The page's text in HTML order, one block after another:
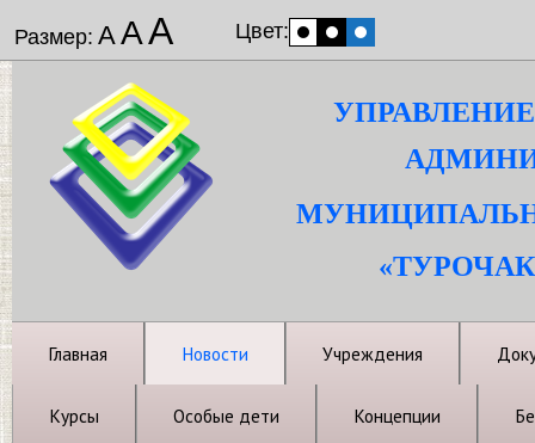
Размер: ААА Цвет:
Главная Новости Учреждения
Курсы Особые дети Концепции